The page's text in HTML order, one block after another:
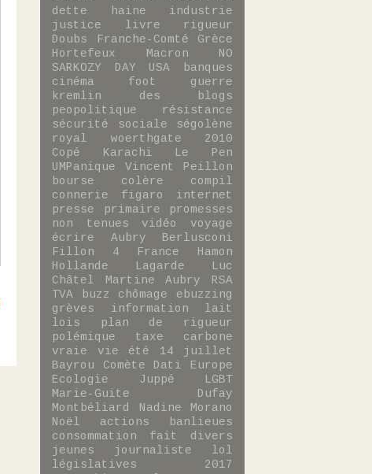
dette
haine
industrie
justice
livre
rigueur
Doubs
Franche-Comté
Grèce
Hortefeux
Macron
NO
SARKOZY DAY
USA
banques
cinéma
foot
guerre
kremlin des blogs
peopolitique
résistance
sécurité sociale
ségolène
royal
woerthgate
2010
Copé
Karachi
Le Pen
UMPanique
Vincent Peillon
bourse
colère
compil
connerie
figaro
internet
presse
primaire
promesses
non tenues
vidéo
voyage
écrire
Aubry
Berlusconi
Fillon 4
France
Hamon
Hollande
Lagarde
Luc
Châtel
Martine Aubry
RSA
TVA
buzz chômage
ebuzzing
grèves
information
lait
lois
plan de rigueur
polémique
taxe carbone
vraie vie
été
14 juillet
Bayrou
Comète Dati
Europe
Ecologie
Juppé
LGBT
Marie-Guite Dufay
Montbéliard
Nadine Morano
Noël
actions
banlieues
consommation
fait divers
jeunes
journaliste
lol
législatives 2017